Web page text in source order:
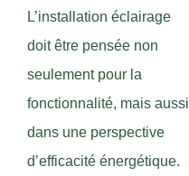
L’installation éclairage
doit être pensée non
seulement pour la
fonctionnalité, mais aussi
dans une perspective
d’efficacité énergétique.